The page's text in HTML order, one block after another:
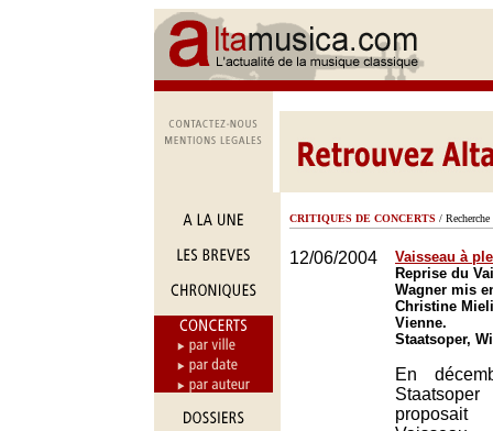
CRITIQUES DE CONCERTS / Recherche
12/06/2004
Vaisseau à
Reprise du
Wagner mis
Christine
Vienne.
Staatsoper,
En